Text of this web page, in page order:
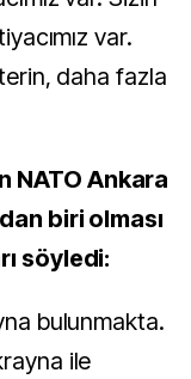
var.
daha fazla
NATO Ankara
biri olması
söyledi:
bulunmakta.
ile